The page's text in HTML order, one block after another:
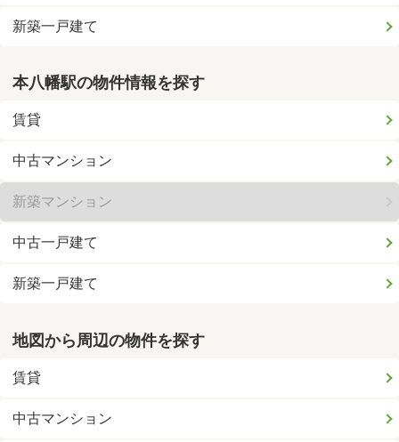
新築一戸建て
本八幡駅の物件情報を探す
賃貸
中古マンション
新築マンション
中古一戸建て
新築一戸建て
地図から周辺の物件を探す
賃貸
中古マンション